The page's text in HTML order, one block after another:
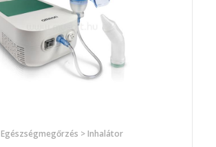
Egészségmegőrzés > Inhalátor